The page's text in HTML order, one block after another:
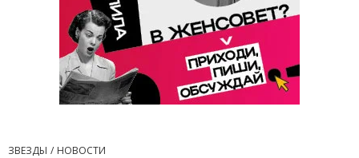
ЗВЕЗДЫ
НОВОСТИ